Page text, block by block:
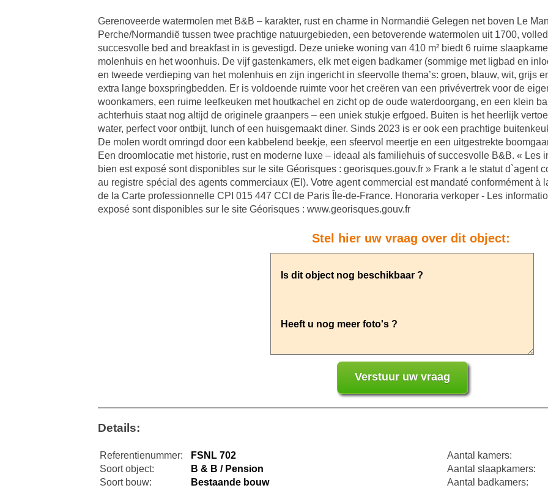
Gerenoveerde watermolen met B&B – karakter, rust en charme in Normandië Gelegen net boven Le
Perche/Normandië tussen twee prachtige natuurgebieden, een betoverende watermolen uit 1700,
succesvolle bed and breakfast in is gevestigd. Deze unieke woning van 410 m² biedt 6 ruime
molenhuis en het woonhuis. De vijf gastenkamers, elk met eigen badkamer (sommige met ligbad en
en tweede verdieping van het molenhuis en zijn ingericht in sfeervolle thema’s: groen, blauw, wit, grijs
extra lange boxspringbedden. Er is voldoende ruimte voor het creëren van een privévertrek voor de
woonkamers, een ruime leefkeuken met houtkachel en zicht op de oude waterdoorgang, en een klein
achterhuis staat nog altijd de originele graanpers – een uniek stukje erfgoed. Buiten is het heerlijk
water, perfect voor ontbijt, lunch of een huisgemaakt diner. Sinds 2023 is er ook een prachtige
De molen wordt omringd door een kabbelend beekje, een sfeervol meertje en een uitgestrekte
Een droomlocatie met historie, rust en moderne luxe – ideaal als familiehuis of succesvolle B&B. « Les
bien est exposé sont disponibles sur le site Géorisques : georisques.gouv.fr » Frank a le statut d`agent
au registre spécial des agents commerciaux (EI). Votre agent commercial est mandaté conformément à
de la Carte professionnelle CPI 015 447 CCI de Paris Île-de-France. Honoraria verkoper - Les
exposé sont disponibles sur le site Géorisques : www.georisques.gouv.fr
Stel hier uw vraag over dit object:
Details:
Referentienummer:
FSNL 702
Soort object:
B & B / Pension
Soort bouw:
Bestaande bouw
Aantal kamers:
Aantal slaapkamers:
Aantal badkamers: